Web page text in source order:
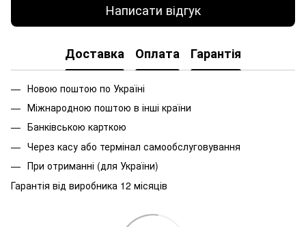
Написати відгук
Доставка Оплата Гарантія
Новою поштою по Україні
Міжнародною поштою в інші країни
Банківською карткою
Через касу або термінал самообслуговування
При отриманні (для України)
Гарантія від виробника 12 місяців